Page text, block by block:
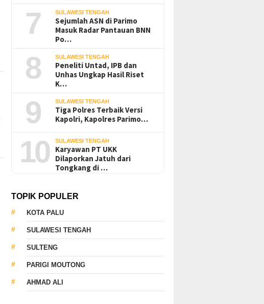
7 SULAWESI TENGAH
Sejumlah ASN di Parimo
Masuk Radar Pantauan BNN
Po…
8 SULAWESI TENGAH
Peneliti Untad, IPB dan
Unhas Ungkap Hasil Riset
K…
9 SULAWESI TENGAH
Tiga Polres Terbaik Versi
Kapolri, Kapolres Parimo…
10 SULAWESI TENGAH
Karyawan PT UKK
Dilaporkan Jatuh dari
Tongkang di …
TOPIK POPULER
KOTA PALU
SULAWESI TENGAH
SULTENG
PARIGI MOUTONG
AHMAD ALI